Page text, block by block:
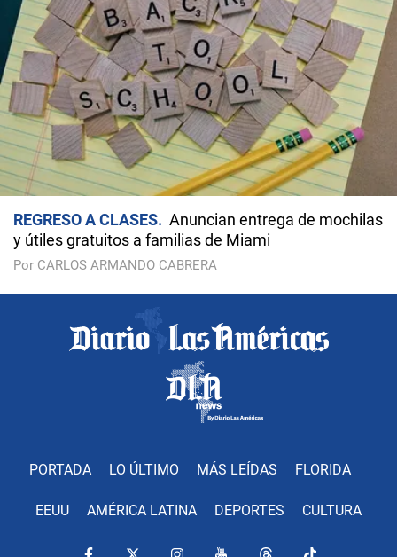
REGRESO A CLASES
Anuncian entrega de mochilas
y útiles gratuitos a familias de Miami
Por CARLOS ARMANDO CABRERA
PORTADA LO ÚLTIMO MÁS LEÍDAS FLORIDA
EEUU AMÉRICA LATINA DEPORTES CULTURA